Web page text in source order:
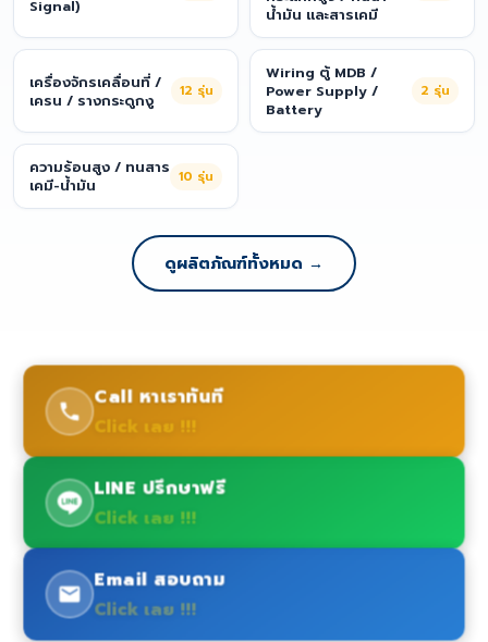
Signal)
น้ำมัน และสารเคมี
เครื่องจักรเคลื่อนที่ /
เครน / รางกระดูกงู
12 รุ่น
Wiring ตู้ MDB /
Power Supply /
Battery
2 รุ่น
ความร้อนสูง / ทนสาร
เคมี-น้ำมัน
10 รุ่น
ดูผลิตภัณฑ์ทั้งหมด →
Call หาเราทันที
Click เลย !!!
LINE ปรึกษาฟรี
Click เลย !!!
Email สอบถาม
Click เลย !!!